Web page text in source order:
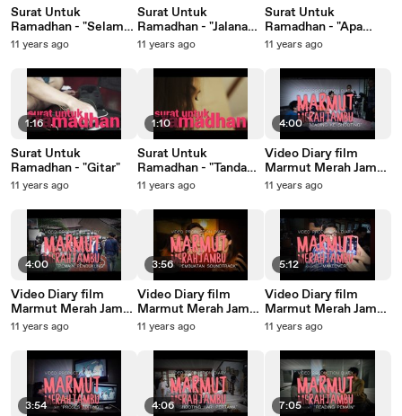
Surat Untuk
Ramadhan - "Selamat
Jalan"
11 years ago
1:16
Surat Untuk
Ramadhan - "Gitar"
11 years ago
4:00
Video Diary film
Marmut Merah Jambu
- episode 4
11 years ago
3:54
Surat Untuk
Ramadhan - "Jalanan
Masa Kecil"
11 years ago
1:10
Surat Untuk
Ramadhan - "Tanda
Tanya"
11 years ago
3:56
Video Diary film
Marmut Merah Jambu
- episode 6
11 years ago
4:06
Surat Untuk
Ramadhan - "Apa
Kabar?"
11 years ago
4:00
Video Diary film
Marmut Merah Jambu
- episode 5
11 years ago
5:12
Video Diary film
Marmut Merah Jambu
- episode 2
11 years ago
7:05